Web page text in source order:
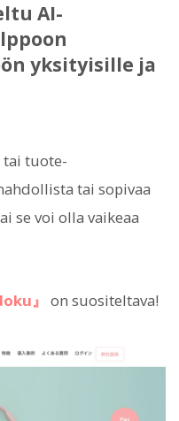
AI-
yksityisille ja
tai tuote-
tai sopivaa
se voi olla vaikeaa
』 on suositeltava!